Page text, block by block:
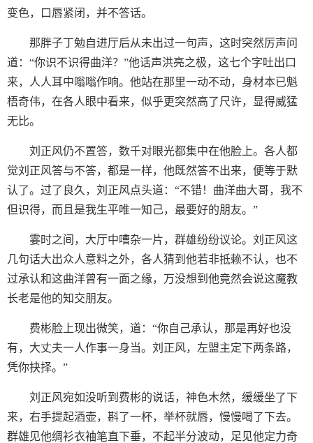
变色，口唇紧闭，并不答话。
那胖子丁勉自进厅后从未出过一句声，这时突然厉声问
道：“你识不识得曲洋？”他话声洪亮之极，这七个字吐出口
来，人人耳中嗡嗡作响。他站在那里一动不动，身材本已魁
梧奇伟，在各人眼中看来，似乎更突然高了尺许，显得威猛
无比。
刘正风仍不置答，数千对眼光都集中在他脸上。各人都
觉刘正风答与不答，都是一样，他既然答不出来，便等于默
认了。过了良久，刘正风点头道：“不错！曲洋曲大哥，我不
但识得，而且是我生平唯一知己，最要好的朋友。”
霎时之间，大厅中嘈杂一片，群雄纷纷议论。刘正风这
几句话大出众人意料之外，各人猜到他若非抵赖不认，也不
过承认和这曲洋曾有一面之缘，万没想到他竟然会说这魔教
长老是他的知交朋友。
费彬脸上现出微笑，道：“你自己承认，那是再好也没
有，大丈夫一人作事一身当。刘正风，左盟主定下两条路，
凭你抉择。”
刘正风宛如没听到费彬的说话，神色木然，缓缓坐了下
来，右手提起酒壶，斟了一杯，举杯就唇，慢慢喝了下去。
群雄见他绸衫衣袖笔直下垂，不起半分波动，足见他定力奇